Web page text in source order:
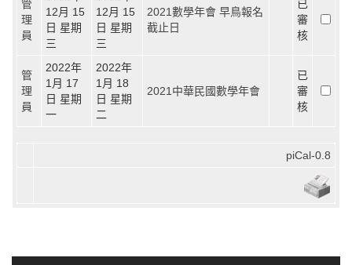
管
理
員
12月 15
日 星期
三
12月 15
日 星期
三
2021數學年會 早鳥報名
截止日
已
審
核
管
理
員
2022年
1月 17
日 星期
一
2022年
1月 18
日 星期
二
2021中華民國數學年會
已
審
核
piCal-0.8